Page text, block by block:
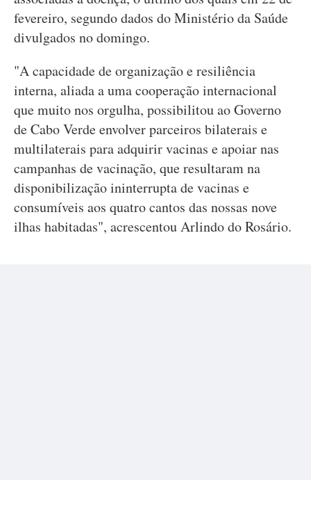
fevereiro, segundo dados do Ministério da Saúde
divulgados no domingo.
"A capacidade de organização e resiliência
interna, aliada a uma cooperação internacional
que muito nos orgulha, possibilitou ao Governo
de Cabo Verde envolver parceiros bilaterais e
multilaterais para adquirir vacinas e apoiar nas
campanhas de vacinação, que resultaram na
disponibilização ininterrupta de vacinas e
consumíveis aos quatro cantos das nossas nove
ilhas habitadas", acrescentou Arlindo do Rosário.